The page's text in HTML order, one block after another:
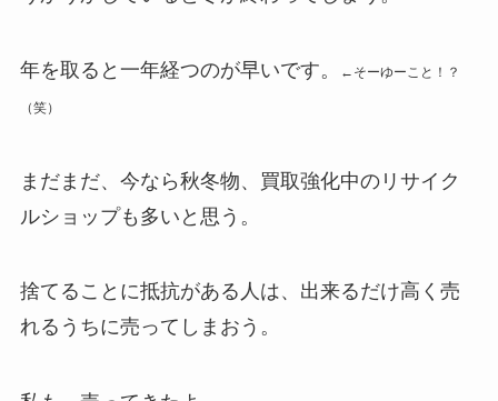
年を取ると一年経つのが早いです。 ←そーゆーこと！？
（笑）
まだまだ、今なら秋冬物、買取強化中のリサイク
ルショップも多いと思う。
捨てることに抵抗がある人は、出来るだけ高く売
れるうちに売ってしまおう。